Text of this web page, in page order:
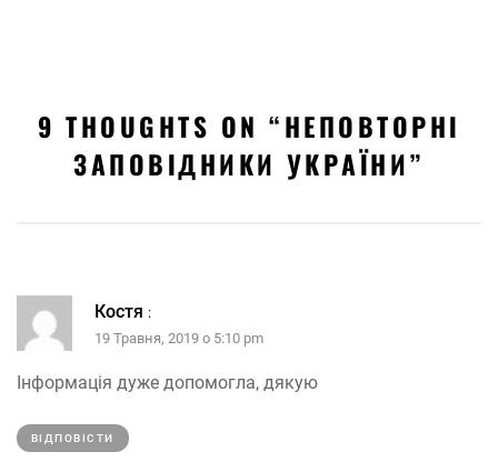
9 THOUGHTS ON “НЕПОВТОРНІ
ЗАПОВІДНИКИ УКРАЇНИ”
Костя :
19 Травня, 2019 о 5:10 pm
Інформація дуже допомогла, дякую
ВІДПОВІCТИ